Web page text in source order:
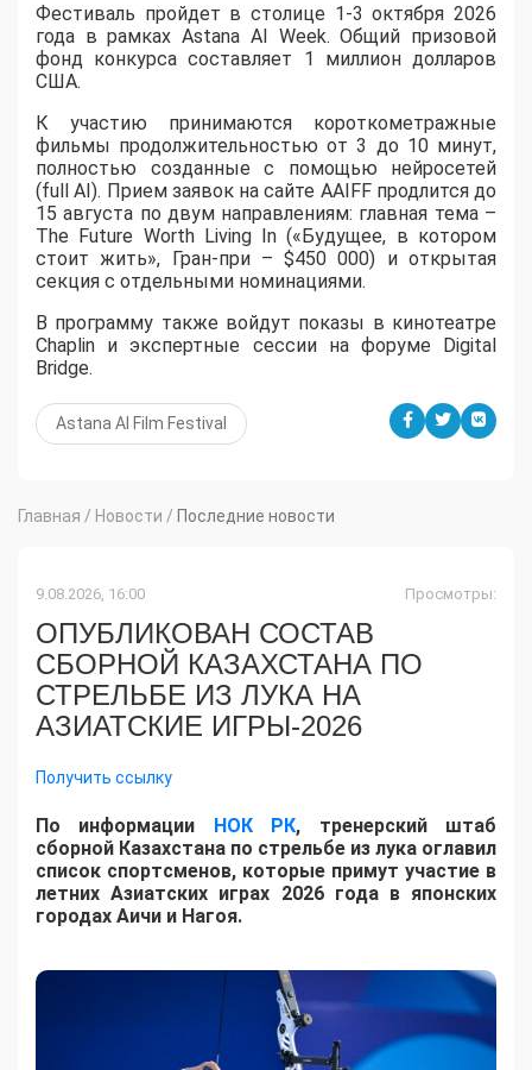
​Фестиваль пройдет в столице 1-3 октября 2026
года в рамках Astana AI Week. Общий призовой
фонд конкурса составляет 1 миллион долларов
США.
К участию принимаются короткометражные
фильмы продолжительностью от 3 до 10 минут,
полностью созданные с помощью нейросетей
(full AI). Прием заявок на сайте AAIFF продлится до
15 августа по двум направлениям: главная тема –
The Future Worth Living In («Будущее, в котором
стоит жить», Гран-при – $450 000) и открытая
секция с отдельными номинациями.
В программу также войдут показы в кинотеатре
Chaplin и экспертные сессии на форуме Digital
Bridge.
Astana AI Film Festival
Главная / Новости / Последние новости
9.08.2026, 16:00 Просмотры:
ОПУБЛИКОВАН СОСТАВ
СБОРНОЙ КАЗАХСТАНА ПО
СТРЕЛЬБЕ ИЗ ЛУКА НА
АЗИАТСКИЕ ИГРЫ-2026
Получить ссылку
По информации НОК РК, тренерский штаб
сборной Казахстана по стрельбе из лука оглавил
список спортсменов, которые примут участие в
летних Азиатских играх 2026 года в японских
городах Аичи и Нагоя.